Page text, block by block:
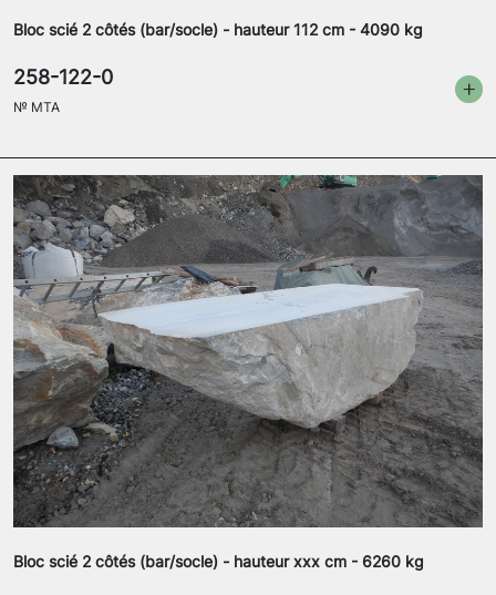
Bloc scié 2 côtés (bar/socle) - hauteur 112 cm - 4090 kg
258-122-0
№ MTA
Bloc scié 2 côtés (bar/socle) - hauteur xxx cm - 6260 kg